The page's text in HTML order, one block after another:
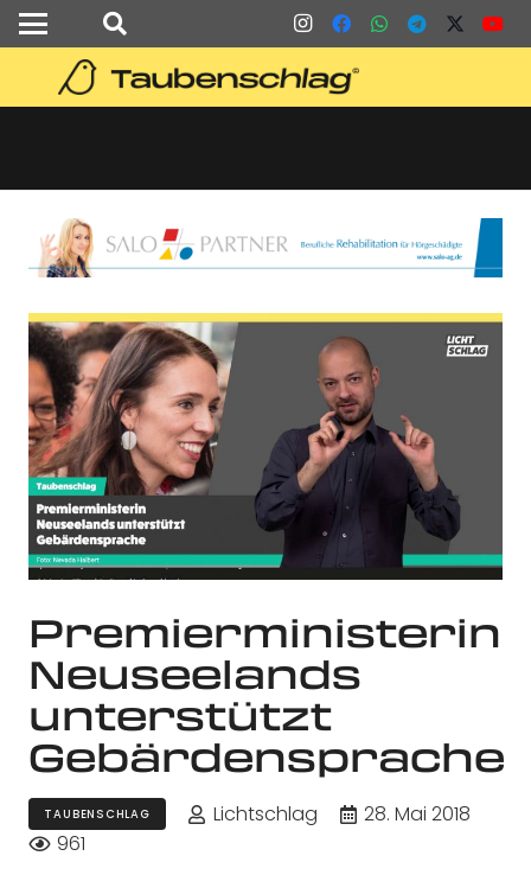
Premierministerin
Neuseelands
unterstützt
Gebärdensprache
TAUBENSCHLAG Lichtschlag
28. Mai 2018
961